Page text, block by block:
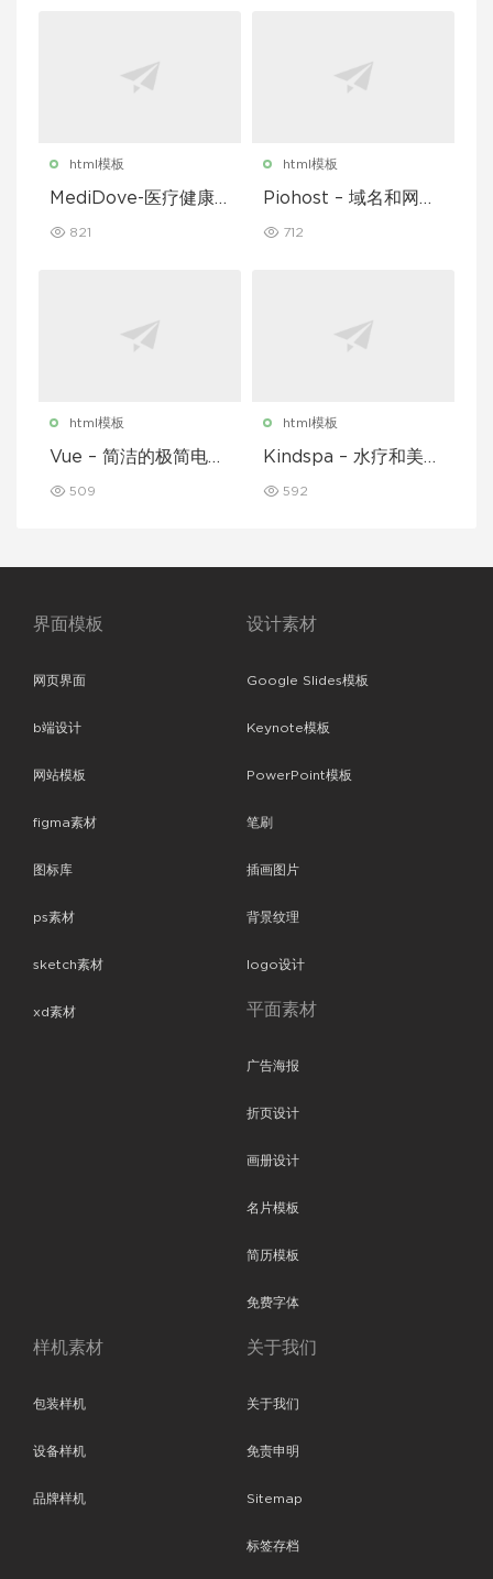
html模板
MediDove-医疗健康H
821
html模板
Piohost – 域名和网站
712
html模板
Vue – 简洁的极简电子
板
509
html模板
Kindspa – 水疗和美容
592
界面模板
网页界面
b端设计
网站模板
figma素材
图标库
ps素材
sketch素材
xd素材
设计素材
Google Slides模板
Keynote模板
PowerPoint模板
笔刷
插画图片
背景纹理
logo设计
平面素材
广告海报
折页设计
画册设计
名片模板
简历模板
免费字体
样机素材
包装样机
设备样机
品牌样机
关于我们
关于我们
免责申明
Sitemap
标签存档